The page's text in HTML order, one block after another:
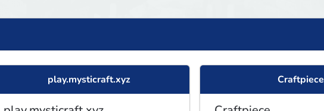
play.mysticraft.xyz Craftpiece